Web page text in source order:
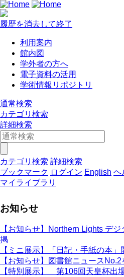
履歴を消去して終了
利用案内
館内図
学外者の方へ
電子資料の活用
学術情報リポジトリ
通常検索
カテゴリ検索
詳細検索
カテゴリ検索 詳細検索
ブックマーク ログイン English ヘ
マイライブラリ
お知らせ
【お知らせ】Northern Lights デ
掲
【ミニ展示】「日記・手紙の本」
【お知らせ】図書館ニュースNo.2
【特別展示】 第106回天皇杯出